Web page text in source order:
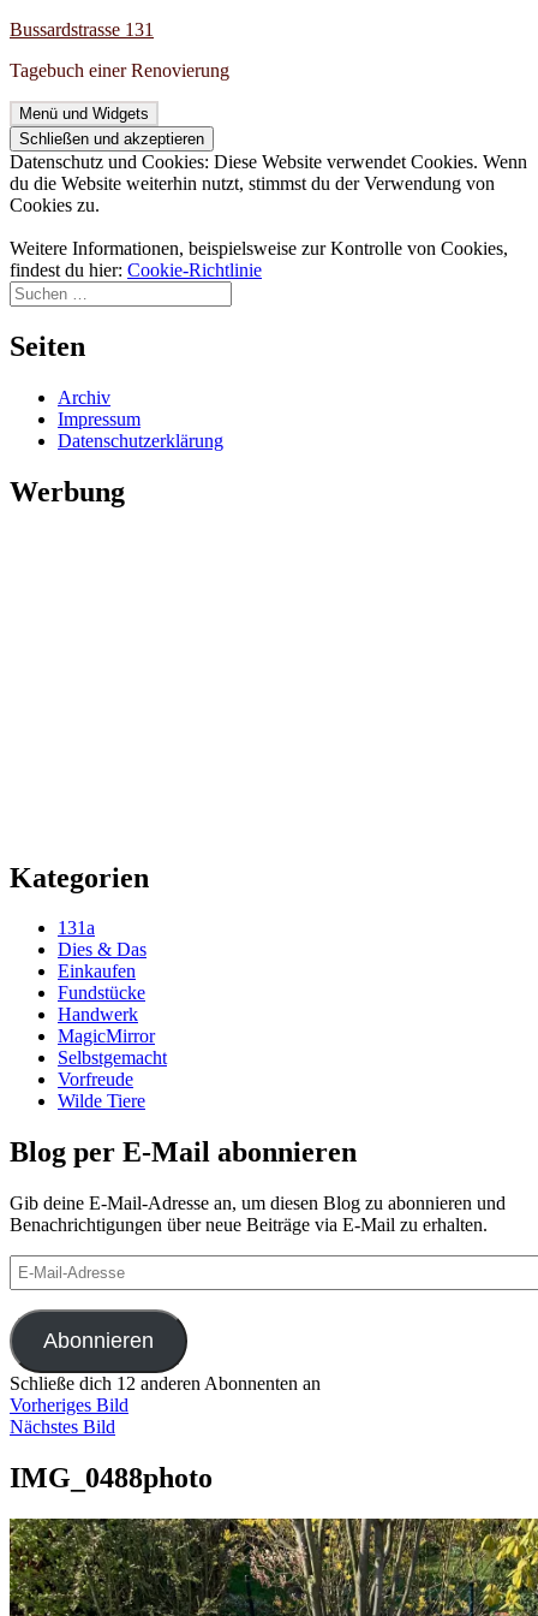
Zum
springen
Bussardstrasse 131
Tagebuch einer Renovierung
Menü und Widgets
Datenschutz und Cookies: Diese Website verwendet Cookies. Wenn
du die Website weiterhin nutzt, stimmst du der Verwendung von
Cookies zu.
Weitere Informationen, beispielsweise zur Kontrolle von Cookies,
findest du hier: Cookie-Richtlinie
Suchen
nach:
Seiten
Archiv
Impressum
Datenschutzerklärung
Werbung
Kategorien
131a
Dies & Das
Einkaufen
Fundstücke
Handwerk
MagicMirror
Selbstgemacht
Vorfreude
Wilde Tiere
Blog per E-Mail abonnieren
Gib deine E-Mail-Adresse an, um diesen Blog zu abonnieren und
Benachrichtigungen über neue Beiträge via E-Mail zu erhalten.
E-
Mail-
Adresse
Abonnieren
Schließe dich 12 anderen Abonnenten an
Vorheriges Bild
Nächstes Bild
IMG_0488photo